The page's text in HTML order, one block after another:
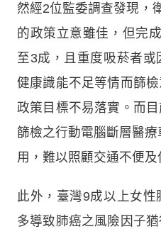
然經2位監委調查發現，
的政策立意雖佳，但完
至3成，且重度吸菸者或
健康識能不足等情而篩
政策目標不易落實。而
篩檢之行動電腦斷層醫
用，難以照顧交通不便及
此外，臺灣9成以上女
多導致肺癌之風險因子